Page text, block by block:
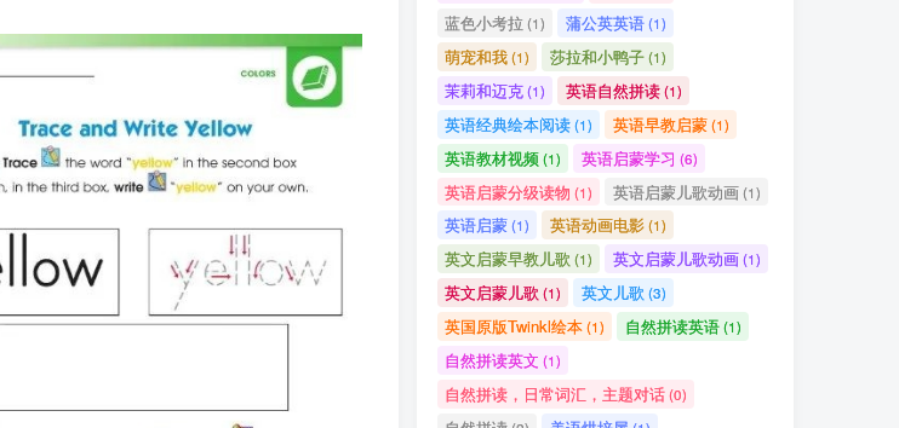
蓝色小考拉(1) 蒲公英英语(1)
萌宠和我(1) 莎拉和小鸭子(1)
茉莉和迈克(1) 英语自然拼读(1)
英语经典绘本阅读(1) 英语早教启蒙(1)
英语教材视频(1) 英语启蒙学习 (6)
英语启蒙分级读物 (1) 英语启蒙儿歌动画(1)
英语启蒙(1) 英语动画电影(1)
英文启蒙早教儿歌 (1) 英文启蒙儿歌动画(1)
英文启蒙儿歌 (1) 英文儿歌 (3)
英国原版Twinkl绘本(1) 自然拼读英语(1)
自然拼读英文 (1)
自然拼读，日常词汇，主题对话(0)